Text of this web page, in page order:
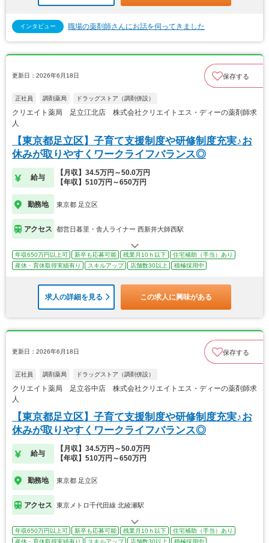
インタビュー 職場の薬剤師さんにお話を伺ってきました
更新日：2026年6月18日 保存する
正社員 調剤薬局 ドラッグストア（調剤併設）
クリエイト薬局 足立江北店 株式会社クリエイトエス・ディーの薬剤師求
人
【東京都足立区】子育て支援制度や研修制度充実♪お
休みが取りやすくワークライフバランス◎
給与
【月収】34.5万円～50.0万円
【年収】510万円～650万円
勤務地 東京都 足立区
アクセス 都営日暮里・舎人ライナー 西新井大師西駅
年収650万円以上可 新卒も応募可能 残業月10ｈ以下
住宅補助（手当）あり
産休・育休取得実績有り
スキルアップ 店舗数30以上 積極採用中
求人の詳細を見る この求人に興味がある
更新日：2026年6月18日 保存する
正社員 調剤薬局 ドラッグストア（調剤併設）
クリエイト薬局 足立谷中店 株式会社クリエイトエス・ディーの薬剤師求
人
【東京都足立区】子育て支援制度や研修制度充実♪お
休みが取りやすくワークライフバランス◎
給与
【月収】34.5万円～50.0万円
【年収】510万円～650万円
勤務地 東京都 足立区
アクセス 東京メトロ千代田線 北綾瀬駅
年収650万円以上可 新卒も応募可能 残業月10ｈ以下
住宅補助（手当）あり
産休・育休取得実績有り
スキルアップ 店舗数30以上 積極採用中